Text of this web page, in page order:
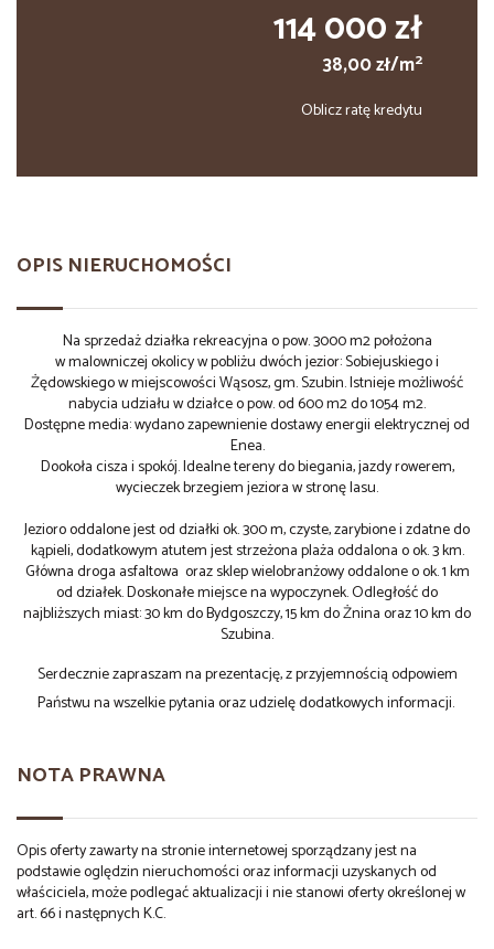
114 000 zł
38,00 zł/m2
Oblicz ratę kredytu
OPIS NIERUCHOMOŚCI
Na sprzedaż działka rekreacyjna o pow. 3000 m2 położona
w malowniczej okolicy w pobliżu dwóch jezior: Sobiejuskiego i
Żędowskiego w miejscowości Wąsosz, gm. Szubin. Istnieje możliwość
nabycia udziału w działce o pow. od 600 m2 do 1054 m2.
Dostępne media: wydano zapewnienie dostawy energii elektrycznej od
Enea.
Dookoła cisza i spokój. Idealne tereny do biegania, jazdy rowerem,
wycieczek brzegiem jeziora w stronę lasu.
Jezioro oddalone jest od działki ok. 300 m, czyste, zarybione i zdatne do
kąpieli, dodatkowym atutem jest strzeżona plaża oddalona o ok. 3 km.
Główna droga asfaltowa oraz sklep wielobranżowy oddalone o ok. 1 km
od działek. Doskonałe miejsce na wypoczynek. Odległość do
najbliższych miast: 30 km do Bydgoszczy, 15 km do Żnina oraz 10 km do
Szubina.
Serdecznie zapraszam na prezentację, z przyjemnością odpowiem
Państwu na wszelkie pytania oraz udzielę dodatkowych informacji.
NOTA PRAWNA
Opis oferty zawarty na stronie internetowej sporządzany jest na
podstawie oględzin nieruchomości oraz informacji uzyskanych od
właściciela, może podlegać aktualizacji i nie stanowi oferty określonej w
art. 66 i następnych K.C.